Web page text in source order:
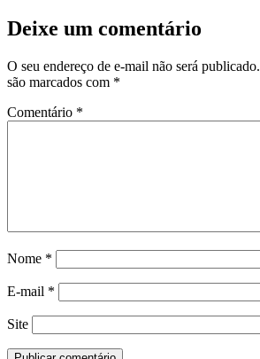
Deixe um comentário
O seu endereço de e-mail não será publicado.
são marcados com *
Comentário *
Nome *
E-mail *
Site